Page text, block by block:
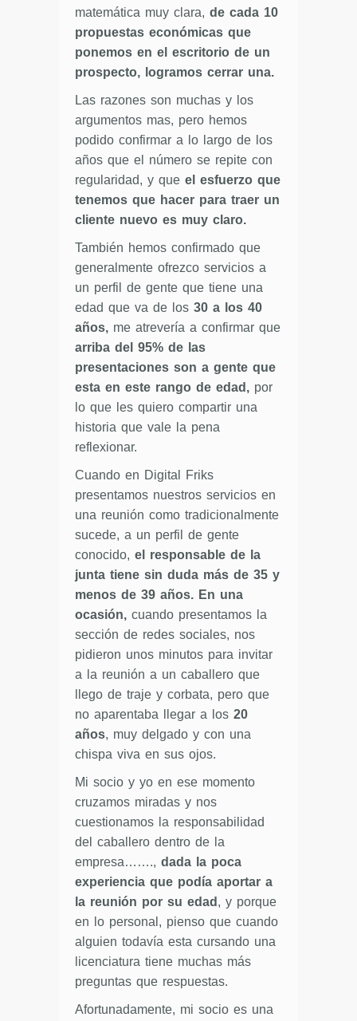
matemática muy clara, de cada 10
propuestas económicas que
ponemos en el escritorio de un
prospecto, logramos cerrar una.
Las razones son muchas y los
argumentos mas, pero hemos
podido confirmar a lo largo de los
años que el número se repite con
regularidad, y que el esfuerzo que
tenemos que hacer para traer un
cliente nuevo es muy claro.
También hemos confirmado que
generalmente ofrezco servicios a
un perfil de gente que tiene una
edad que va de los 30 a los 40
años, me atrevería a confirmar que
arriba del 95% de las
presentaciones son a gente que
esta en este rango de edad, por
lo que les quiero compartir una
historia que vale la pena
reflexionar.
Cuando en Digital Friks
presentamos nuestros servicios en
una reunión como tradicionalmente
sucede, a un perfil de gente
conocido, el responsable de la
junta tiene sin duda más de 35 y
menos de 39 años. En una
ocasión, cuando presentamos la
sección de redes sociales, nos
pidieron unos minutos para invitar
a la reunión a un caballero que
llego de traje y corbata, pero que
no aparentaba llegar a los 20
años, muy delgado y con una
chispa viva en sus ojos.
Mi socio y yo en ese momento
cruzamos miradas y nos
cuestionamos la responsabilidad
del caballero dentro de la
empresa……., dada la poca
experiencia que podía aportar a
la reunión por su edad , y porque
en lo personal, pienso que cuando
alguien todavía esta cursando una
licenciatura tiene muchas más
preguntas que respuestas.
Afortunadamente, mi socio es una